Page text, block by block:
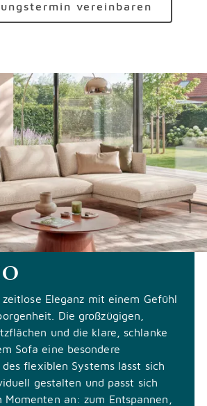
vereinbaren
Eleganz mit einem Gefühl
Die großzügigen,
und die klare, schlanke
Sofa eine besondere
flexiblen Systems lässt sich
gestalten und passt sich
Momenten an: zum Entspannen,